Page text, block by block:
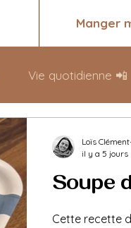
Manger
Vie quotidienne 📲
Soupe
Cette recette
Loïs
il y a 5 jours